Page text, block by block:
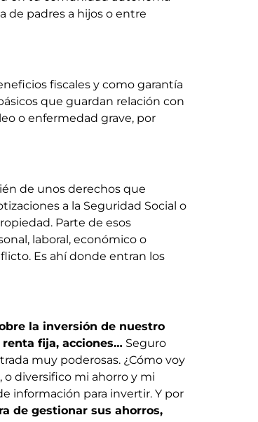
de padres a hijos o entre
fiscales y como garantía
que guardan relación con
o enfermedad grave, por
de unos derechos que
a la Seguridad Social o
Parte de esos
laboral, económico o
Es ahí donde entran los
la inversión de nuestro
fija, acciones… Seguro
muy poderosas. ¿Cómo voy
o diversifico mi ahorro y mi
información para invertir. Y por
de gestionar sus ahorros,